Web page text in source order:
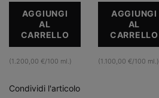
AGGIUNGI
AL
CARRELLO AOX+ EYE GEL
(1.200,00 €/100 ml.)
AGGIUNGI
AL
CARRELLO
(1.100,00 €/100 ml.)
Condividi l'articolo